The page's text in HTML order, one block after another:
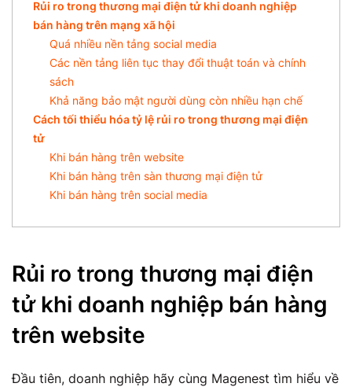
Rủi ro trong thương mại điện tử khi doanh nghiệp
bán hàng trên mạng xã hội
Quá nhiều nền tảng social media
Các nền tảng liên tục thay đổi thuật toán và chính
sách
Khả năng bảo mật người dùng còn nhiều hạn chế
Cách tối thiểu hóa tỷ lệ rủi ro trong thương mại điện
tử
Khi bán hàng trên website
Khi bán hàng trên sàn thương mại điện tử
Khi bán hàng trên social media
Rủi ro trong thương mại điện
tử khi doanh nghiệp bán hàng
trên website
Đầu tiên, doanh nghiệp hãy cùng Magenest tìm hiểu về